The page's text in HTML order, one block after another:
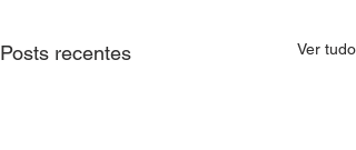
Posts recentes Ver tudo